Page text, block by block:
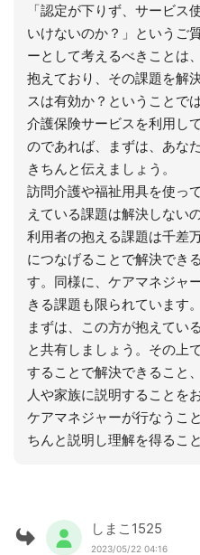
「認定が下りず、サービス
いけないのか？」というご
ーとして考えるべきことは
抱えており、その課題を解
スは有効か？ということで
介護保険サービスを利用し
のであれば、まずは、あな
きちんと伝えましょう。
訪問介護や福祉用具を使っ
えている課題は解決しない
利用者の抱える課題は千差
につなげることで解決でき
す。同様に、ケアマネジャ
きる課題も限られています。
まずは、この方が抱えてい
と共有しましょう。その上
することで解決できること
人や家族に説明することを
ケアマネジャーが行なうこ
ちんと説明し理解を得るこ
しまこ1525
2023/05/22 04:16